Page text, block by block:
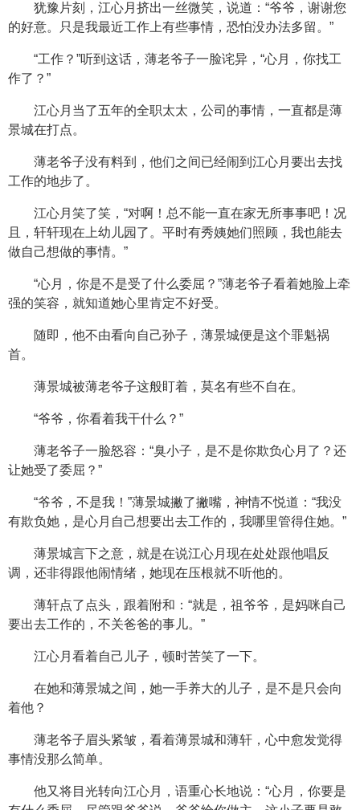
犹豫片刻，江心月挤出一丝微笑，说道：“爷爷，谢谢您
的好意。只是我最近工作上有些事情，恐怕没办法多留。”
“工作？”听到这话，薄老爷子一脸诧异，“心月，你找工
作了？”
江心月当了五年的全职太太，公司的事情，一直都是薄
景城在打点。
薄老爷子没有料到，他们之间已经闹到江心月要出去找
工作的地步了。
江心月笑了笑，“对啊！总不能一直在家无所事事吧！况
且，轩轩现在上幼儿园了。平时有秀姨她们照顾，我也能去
做自己想做的事情。”
“心月，你是不是受了什么委屈？”薄老爷子看着她脸上牵
强的笑容，就知道她心里肯定不好受。
随即，他不由看向自己孙子，薄景城便是这个罪魁祸
首。
薄景城被薄老爷子这般盯着，莫名有些不自在。
“爷爷，你看着我干什么？”
薄老爷子一脸怒容：“臭小子，是不是你欺负心月了？还
让她受了委屈？”
“爷爷，不是我！”薄景城撇了撇嘴，神情不悦道：“我没
有欺负她，是心月自己想要出去工作的，我哪里管得住她。”
薄景城言下之意，就是在说江心月现在处处跟他唱反
调，还非得跟他闹情绪，她现在压根就不听他的。
薄轩点了点头，跟着附和：“就是，祖爷爷，是妈咪自己
要出去工作的，不关爸爸的事儿。”
江心月看着自己儿子，顿时苦笑了一下。
在她和薄景城之间，她一手养大的儿子，是不是只会向
着他？
薄老爷子眉头紧皱，看着薄景城和薄轩，心中愈发觉得
事情没那么简单。
他又将目光转向江心月，语重心长地说：“心月，你要是